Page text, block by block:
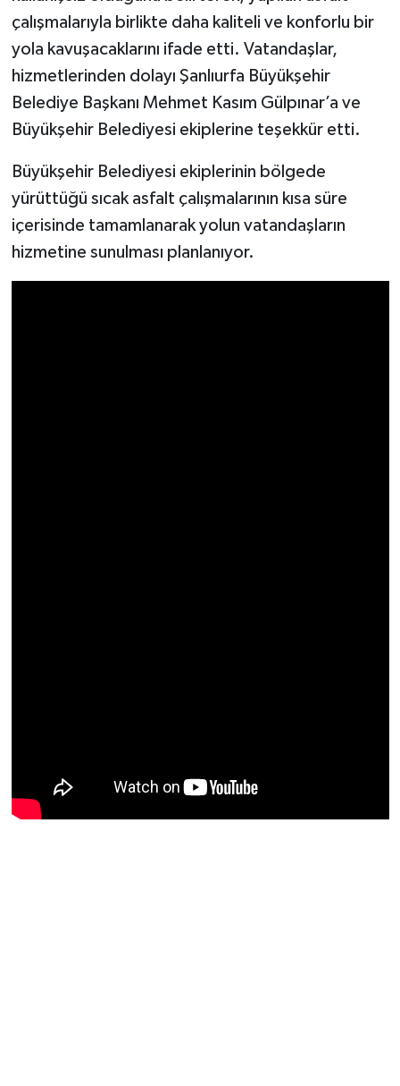
çalışmalarıyla birlikte daha kaliteli ve konforlu bir
yola kavuşacaklarını ifade etti. Vatandaşlar,
hizmetlerinden dolayı Şanlıurfa Büyükşehir
Belediye Başkanı Mehmet Kasım Gülpınar’a ve
Büyükşehir Belediyesi ekiplerine teşekkür etti.
Büyükşehir Belediyesi ekiplerinin bölgede
yürüttüğü sıcak asfalt çalışmalarının kısa süre
içerisinde tamamlanarak yolun vatandaşların
hizmetine sunulması planlanıyor.